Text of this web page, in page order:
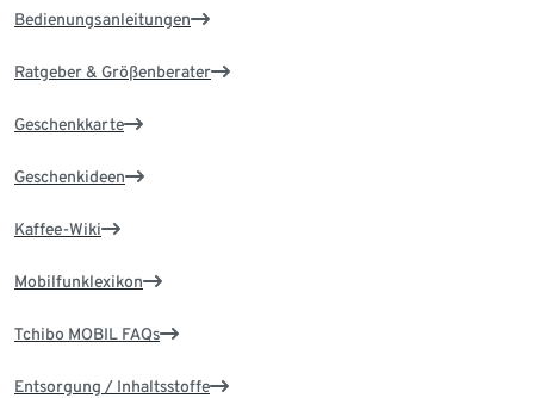
Bedienungsanleitungen
Ratgeber & Größenberater
Geschenkkarte
Geschenkideen
Kaffee-Wiki
Mobilfunklexikon
Tchibo MOBIL FAQs
Entsorgung / Inhaltsstoffe